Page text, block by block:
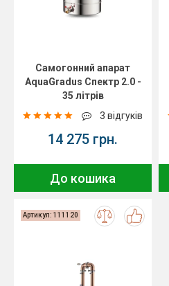
Самогонний апарат
AquaGradus Спектр 2.0 -
35 літрів
3 відгуків
14 275 грн.
До кошика
Артикул: 111120